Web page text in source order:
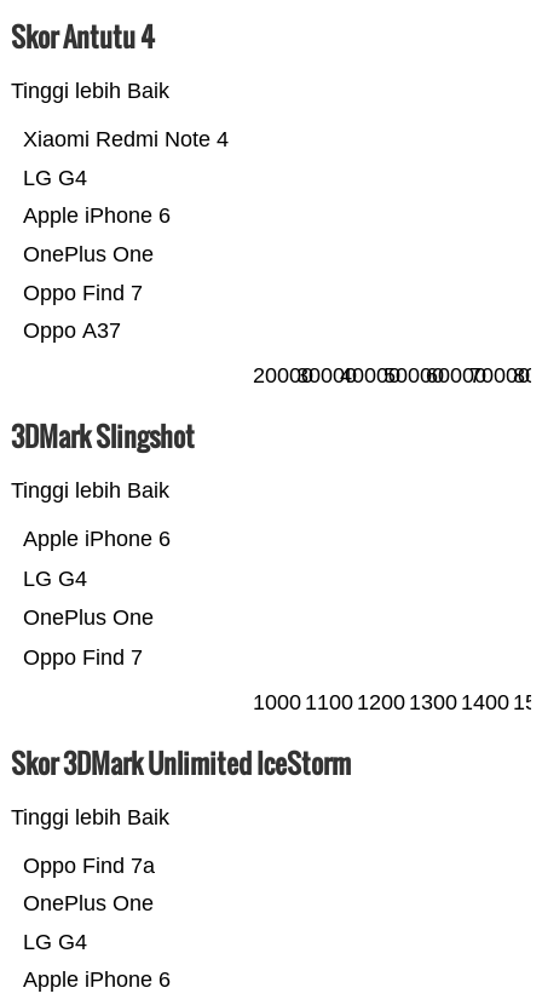
Skor Antutu 4
Tinggi lebih Baik
Oppo A37
Oppo Find 7
OnePlus One
Apple iPhone 6
LG G4
Xiaomi Redmi Note 4
200003000040000500006000070000
3DMark Slingshot
Tinggi lebih Baik
Oppo Find 7
OnePlus One
LG G4
Apple iPhone 6
1000 1100 1200 1300 1400
Skor 3DMark Unlimited IceStorm
Tinggi lebih Baik
Apple iPhone 6
LG G4
OnePlus One
Oppo Find 7a